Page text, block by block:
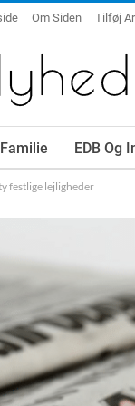
Om Siden Tilføj
EDB Og
festlige lejligheder